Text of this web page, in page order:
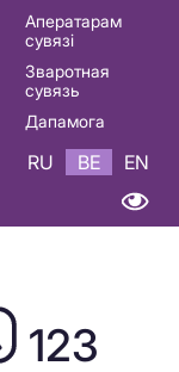
Аператарам
сувязі
Зваротная
сувязь
Дапамога
RU BE EN
123